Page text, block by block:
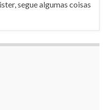
segue algumas coisas